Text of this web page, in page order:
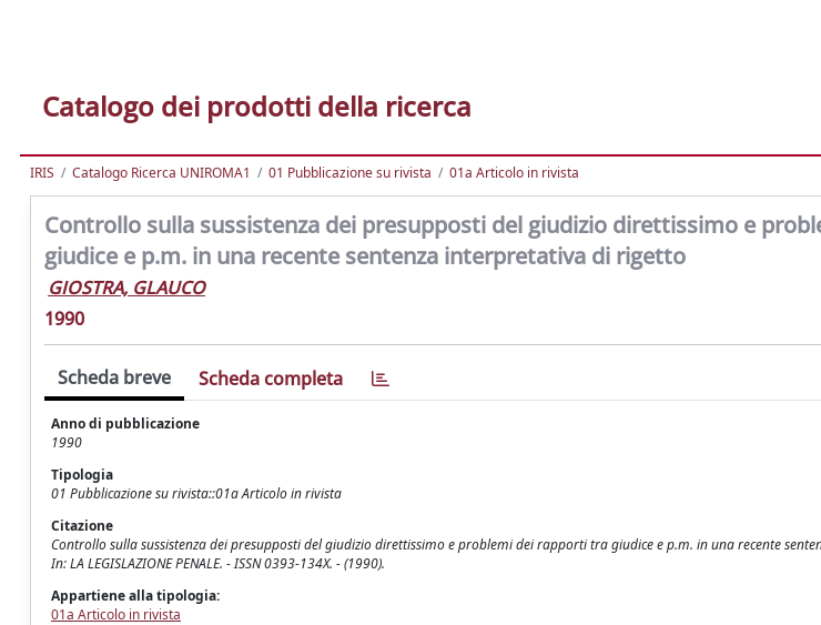
Catalogo dei prodotti della ricerca
IRIS Catalogo Ricerca UNIROMA1 01 Pubblicazione su rivista 01a Articolo in rivista
Controllo sulla sussistenza dei presupposti del giudizio direttissimo e
giudice e p.m. in una recente sentenza interpretativa di rigetto
GIOSTRA, GLAUCO
1990
Scheda breve Scheda completa
Anno di pubblicazione
1990
Tipologia
01 Pubblicazione su rivista::01a Articolo in rivista
Citazione
Controllo sulla sussistenza dei presupposti del giudizio direttissimo e problemi dei rapporti tra giudice e p.m. in una recente
In: LA LEGISLAZIONE PENALE. - ISSN 0393-134X. - (1990).
Appartiene alla tipologia:
01a Articolo in rivista